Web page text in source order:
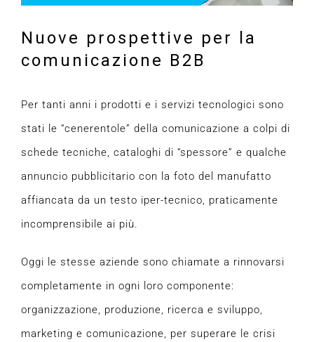
Nuove prospettive per la
comunicazione B2B
Per tanti anni i prodotti e i servizi tecnologici sono
stati le “cenerentole” della comunicazione a colpi di
schede tecniche, cataloghi di “spessore” e qualche
annuncio pubblicitario con la foto del manufatto
affiancata da un testo iper-tecnico, praticamente
incomprensibile ai più.
Oggi le stesse aziende sono chiamate a rinnovarsi
completamente in ogni loro componente:
organizzazione, produzione, ricerca e sviluppo,
marketing e comunicazione, per superare le crisi